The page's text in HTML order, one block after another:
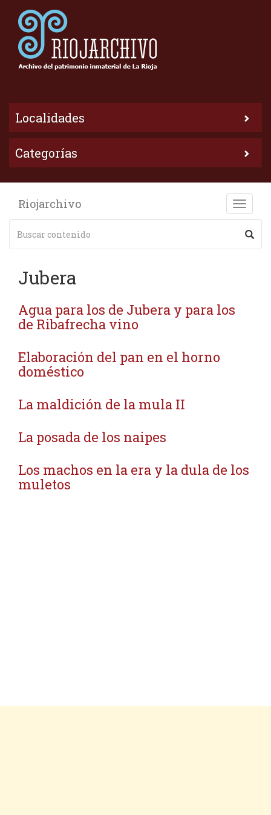
Localidades
Categorías
Toggle
Riojarchivo
Jubera
Agua para los de Jubera y para los
de Ribafrecha vino
Elaboración del pan en el horno
doméstico
La maldición de la mula II
La posada de los naipes
Los machos en la era y la dula de los
muletos